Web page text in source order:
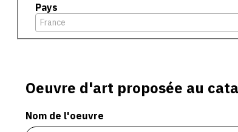
Pays
France
Oeuvre d'art proposée au
Nom de l'oeuvre